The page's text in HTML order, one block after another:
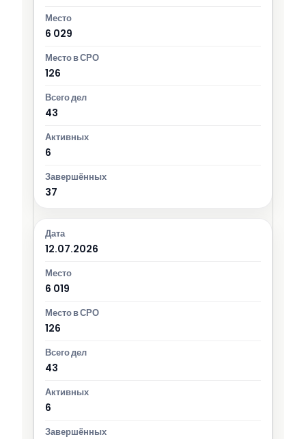
6 029
126
43
6
37
12.07.2026
6 019
126
43
6